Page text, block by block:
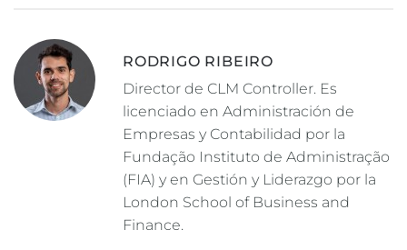
RODRIGO RIBEIRO
Director de CLM Controller. Es
licenciado en Administración de
Empresas y Contabilidad por la
Fundação Instituto de Administração
(FIA) y en Gestión y Liderazgo por la
London School of Business and
Finance.